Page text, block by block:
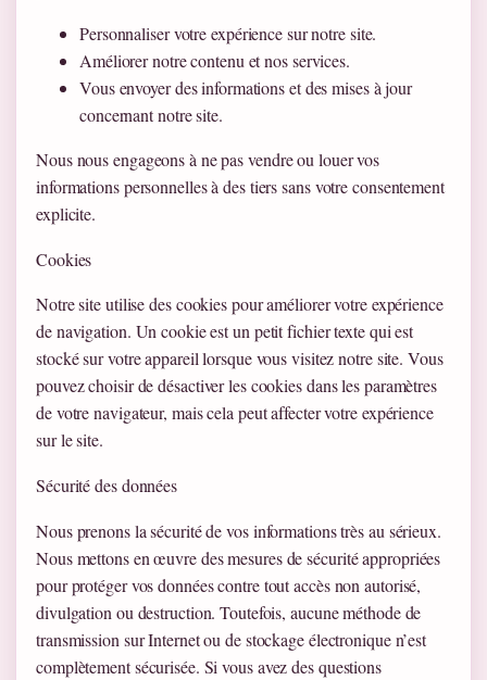
Personnaliser votre expérience sur notre site.
Améliorer notre contenu et nos services.
Vous envoyer des informations et des mises à jour
concernant notre site.
Nous nous engageons à ne pas vendre ou louer vos
informations personnelles à des tiers sans votre consentement
explicite.
Cookies
Notre site utilise des cookies pour améliorer votre expérience
de navigation. Un cookie est un petit fichier texte qui est
stocké sur votre appareil lorsque vous visitez notre site. Vous
pouvez choisir de désactiver les cookies dans les paramètres
de votre navigateur, mais cela peut affecter votre expérience
sur le site.
Sécurité des données
Nous prenons la sécurité de vos informations très au sérieux.
Nous mettons en œuvre des mesures de sécurité appropriées
pour protéger vos données contre tout accès non autorisé,
divulgation ou destruction. Toutefois, aucune méthode de
transmission sur Internet ou de stockage électronique n’est
complètement sécurisée. Si vous avez des questions